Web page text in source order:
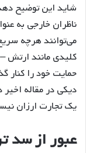
شاید این توضیح
ناظران خارجی به
می‌توانند هرچه
کلیدی مانند ارتش
حمایت خود را کنار
یک تجارت ارزان
عبور از سد